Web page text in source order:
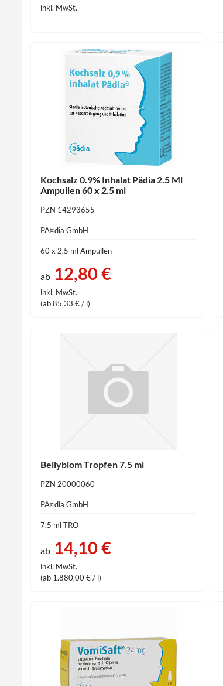
inkl. MwSt.
Kochsalz 0.9% Inhalat Pädia 2.5 Ml
Ampullen 60 x 2.5 ml
PZN 14293655
PÃ¤dia GmbH
60 x 2.5 ml Ampullen
ab 12,80 €
inkl. MwSt.
(ab 85,33 € / l)
Bellybiom Tropfen 7.5 ml
PZN 20000060
PÃ¤dia GmbH
7.5 ml TRO
ab 14,10 €
inkl. MwSt.
(ab 1.880,00 € / l)